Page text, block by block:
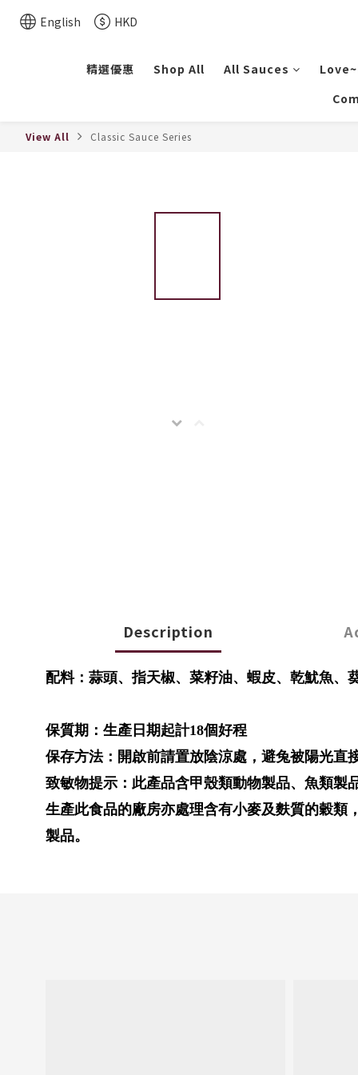
English HKD
精選優惠 Shop All All Sauces
View All Classic Sauce Series
Description
配料：蒜頭、指天椒、菜籽油、蝦皮、乾魷魚、
保質期：生產日期起計18個好程
保存方法：開啟前請置放陰涼處，避兔被陽光直
致敏物提示：此產品含甲殼類動物製品、魚類製
生產此食品的廠房亦處理含有小麥及麩質的穀類
製品。